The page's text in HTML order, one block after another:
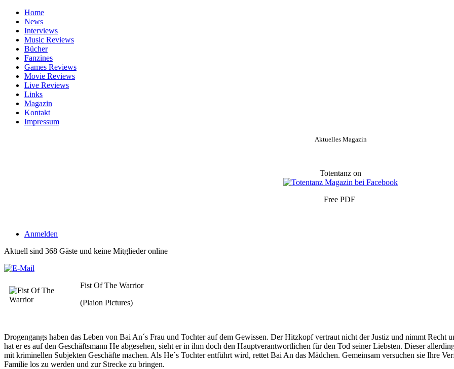
Home
News
Interviews
Music Reviews
Bücher
Fanzines
Games Reviews
Movie Reviews
Live Reviews
Links
Magazin
Kontakt
Impressum
Aktuelles Magazin
Totentanz on
Free PDF
Anmelden
Aktuell sind 368 Gäste und keine Mitglieder online
Fist Of The Warrior
(Plaion Pictures)
Drogengangs haben das Leben von Bai An´s Frau und Tochter auf dem Gewissen. Der Hitzkopf vertraut nicht der Justiz und nimmt Recht
hat er es auf den Geschäftsmann He abgesehen, sieht er in ihm doch den Hauptverantwortlichen für den Tod seiner Liebsten. Dieser
mit kriminellen Subjekten Geschäfte machen. Als He´s Tochter entführt wird, rettet Bai An das Mädchen. Gemeinsam versuchen sie Ihre
Familie los zu werden und zur Strecke zu bringen.